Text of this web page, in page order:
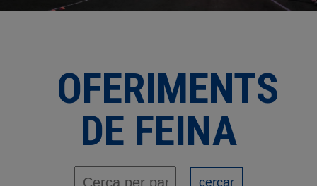
OFERIMENTS
DE FEINA